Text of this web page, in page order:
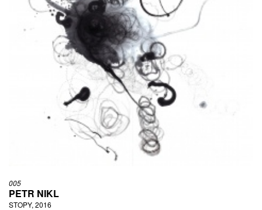
005
PETR NIKL
STOPY, 2016